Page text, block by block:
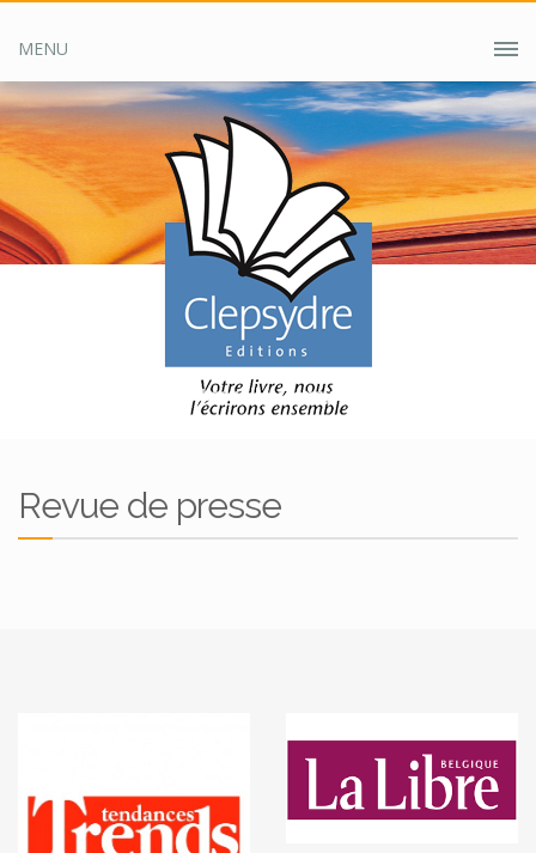
MENU
Accueil Clepsydre ?
Revue de presse